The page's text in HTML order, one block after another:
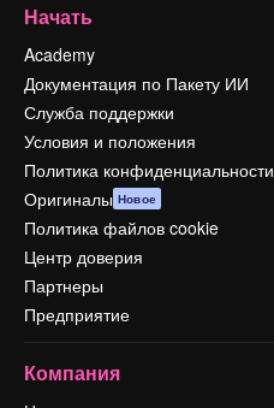
Начать
Academy
Документация по Пакету ИИ
Служба поддержки
Условия и положения
Политика конфиденциальности
Оригиналы Новое
Политика файлов cookie
Центр доверия
Партнеры
Предприятие
Компания